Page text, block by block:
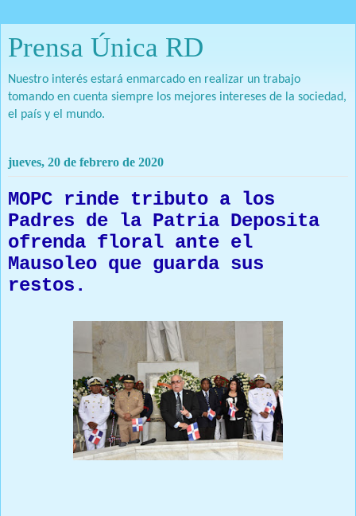
Prensa Única RD
Nuestro interés estará enmarcado en realizar un trabajo
tomando en cuenta siempre los mejores intereses de la sociedad,
el país y el mundo.
jueves, 20 de febrero de 2020
MOPC rinde tributo a los
Padres de la Patria Deposita
ofrenda floral ante el
Mausoleo que guarda sus
restos.